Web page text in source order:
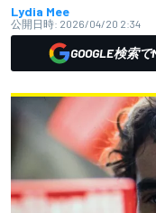
Lydia Mee
公開日時: 2026/04/20 2:34
GOOGLE検索